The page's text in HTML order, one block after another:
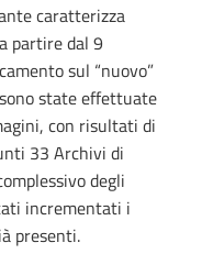
caratterizza
partire dal 9
sul “nuovo”
state effettuate
con risultati di
33 Archivi di
degli
incrementati i
presenti.